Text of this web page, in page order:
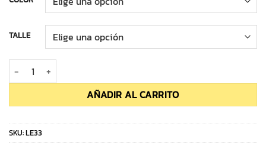
hasta
$14,500.00
TALLE
Camiseta Varon SOUTH DIVISION cantidad
AÑADIR AL CARRITO
SKU:LE33